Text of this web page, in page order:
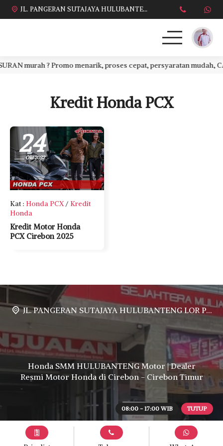
JL. PANGERAN SUTAJAYA HULUBANTENG LOR PABUARAN CIREBON TIMUR, Ds. Babakan gebang cirebon Gebang udik cirebon Ciledug cirebon Karang wareng cirebon
08:00 - 17:00 WIB TUTUP
HONDA
DAFTAR HARGA
PROMO TERBARU
DEALER KAMI
SALES
murah ? Promo menarik, proses cepat, persyaratan mudah,
Kredit Honda PCX
24
Okt 2022
Kat : Honda PCX/ Kredit
Honda
Kredit Motor Honda
PCX Cirebon 2025
JL. PANGERAN SUTAJAYA HULUBANTENG LOR PABUARAN CIREBON TIMUR, Ds. Babakan gebang cirebon Gebang udik cirebon Ciledug cirebon Karang wareng cirebon
Honda SMM HULUBANTENG Motor | Dealer
Resmi Motor Honda di Cirebon - Cirebon Timur